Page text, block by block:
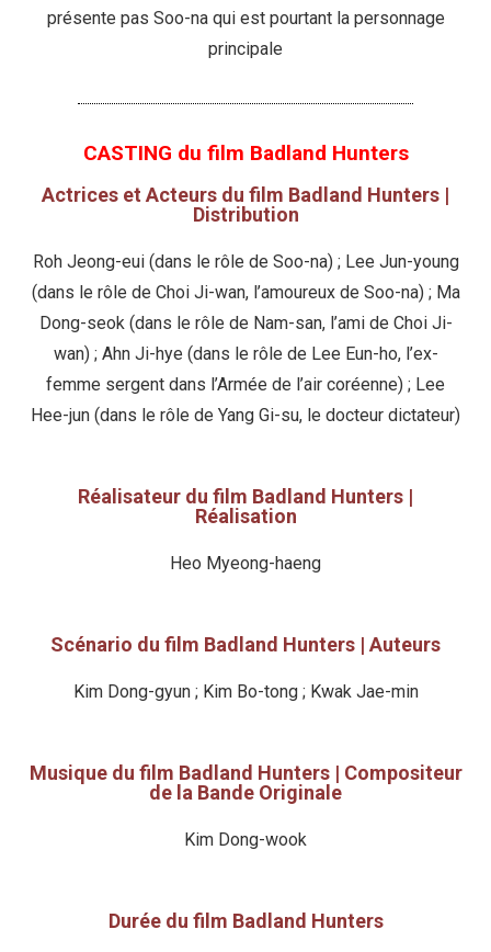
présente pas Soo-na qui est pourtant la personnage
principale
CASTING du film Badland Hunters
Actrices et Acteurs du film Badland Hunters |
Distribution
Roh Jeong-eui (dans le rôle de Soo-na) ; Lee Jun-young
(dans le rôle de Choi Ji-wan, l’amoureux de Soo-na) ; Ma
Dong-seok (dans le rôle de Nam-san, l’ami de Choi Ji-
wan) ; Ahn Ji-hye (dans le rôle de Lee Eun-ho, l’ex-
femme sergent dans l’Armée de l’air coréenne) ; Lee
Hee-jun (dans le rôle de Yang Gi-su, le docteur dictateur)
Réalisateur du film Badland Hunters |
Réalisation
Heo Myeong-haeng
Scénario du film Badland Hunters | Auteurs
Kim Dong-gyun ; Kim Bo-tong ; Kwak Jae-min
Musique du film Badland Hunters | Compositeur
de la Bande Originale
Kim Dong-wook
Durée du film Badland Hunters